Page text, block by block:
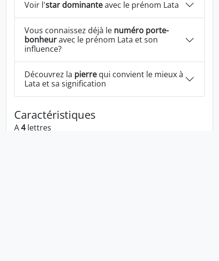
Voir l'star dominanteavec le prénom Lata
Vous connaissez déjà le numéro porte-
bonheuravec le prénom Lata et son
influence?
Découvrez la pierre qui convient le mieux à
Lata et sa signification
Caractéristiques
A4lettres